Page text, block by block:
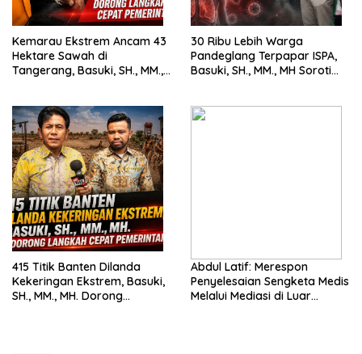
Kemarau Ekstrem Ancam 43
Hektare Sawah di
Tangerang, Basuki, SH., MM.,
30 Ribu Lebih Warga
Pandeglang Terpapar ISPA,
Basuki, SH., MM., MH Soroti
415 Titik Banten Dilanda
Kekeringan Ekstrem, Basuki,
SH., MM., MH. Dorong
Abdul Latif: Merespon
Penyelesaian Sengketa Medis
Melalui Mediasi di Luar